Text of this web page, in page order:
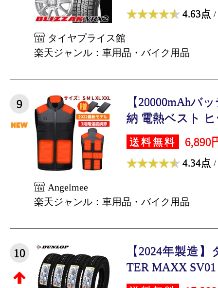
4.63点 /
タイヤプライス館
楽天ジャンル：車用品・バイク用品
9
【20000mAhバ
納 電熱ベスト
送料無料 6,890
4.34点 /
Angelmee
楽天ジャンル：車用品・バイク用品
10
【2024年製造
TER MAXX SV01